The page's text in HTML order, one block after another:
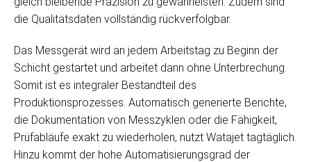
die Qualitätsdaten vollständig rückverfolgbar.
Das Messgerät wird an jedem Arbeitstag zu Beginn der
Schicht gestartet und arbeitet dann ohne Unterbrechung.
Somit ist es integraler Bestandteil des
Produktionsprozesses. Automatisch generierte Berichte,
die Dokumentation von Messzyklen oder die Fähigkeit,
Prüfabläufe exakt zu wiederholen, nutzt Watajet tagtäglich.
Hinzu kommt der hohe Automatisierungsgrad der